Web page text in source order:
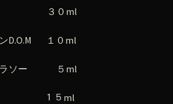
ス ３０ml
D.O.M １０ml
ラソー ５ml
ﾕｰｽ １５ml